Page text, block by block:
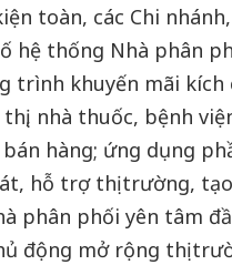
toàn, các Chi
hệ thống Nhà phân
trình khuyến mãi kích
nhà thuốc, bệnh
hàng; ứng dụng
hỗ trợ thị trường,
phân phối yên tâm
động mở rộng thị